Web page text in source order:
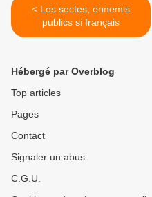
< Les sectes, ennemis
publics si français
Hébergé par Overblog
Top articles
Pages
Contact
Signaler un abus
C.G.U.